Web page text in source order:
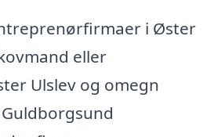
i Øster
eller
Ulslev og omegn